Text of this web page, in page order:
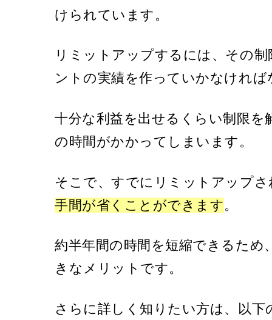
けられています。
リミットアップするには、その
ントの実績を作っていかなけれ
十分な利益を出せるくらい制限を
の時間がかかってしまいます。
そこで、すでにリミットアップ
手間が省くことができます。
約半年間の時間を短縮できるた
きなメリットです。
さらに詳しく知りたい方は、以